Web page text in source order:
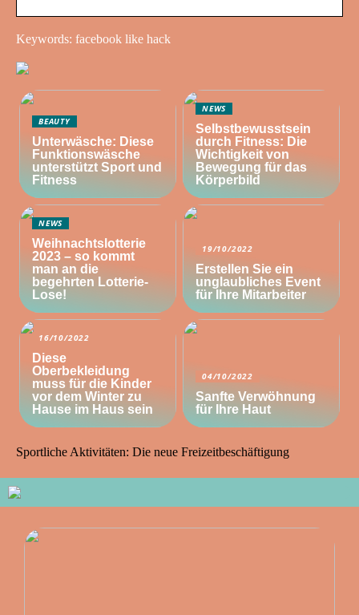
Keywords: facebook like hack
BEAUTY
Unterwäsche: Diese
Funktionswäsche
unterstützt Sport und
Fitness
NEWS
Selbstbewusstsein
durch Fitness: Die
Wichtigkeit von
Bewegung für das
Körperbild
NEWS
Weihnachtslotterie
2023 – so kommt
man an die
begehrten Lotterie-
Lose!
19/10/2022
Erstellen Sie ein
unglaubliches Event
für Ihre Mitarbeiter
16/10/2022
Diese
Oberbekleidung
muss für die Kinder
vor dem Winter zu
Hause im Haus sein
04/10/2022
Sanfte Verwöhnung
für Ihre Haut
Sportliche Aktivitäten: Die neue Freizeitbeschäftigung